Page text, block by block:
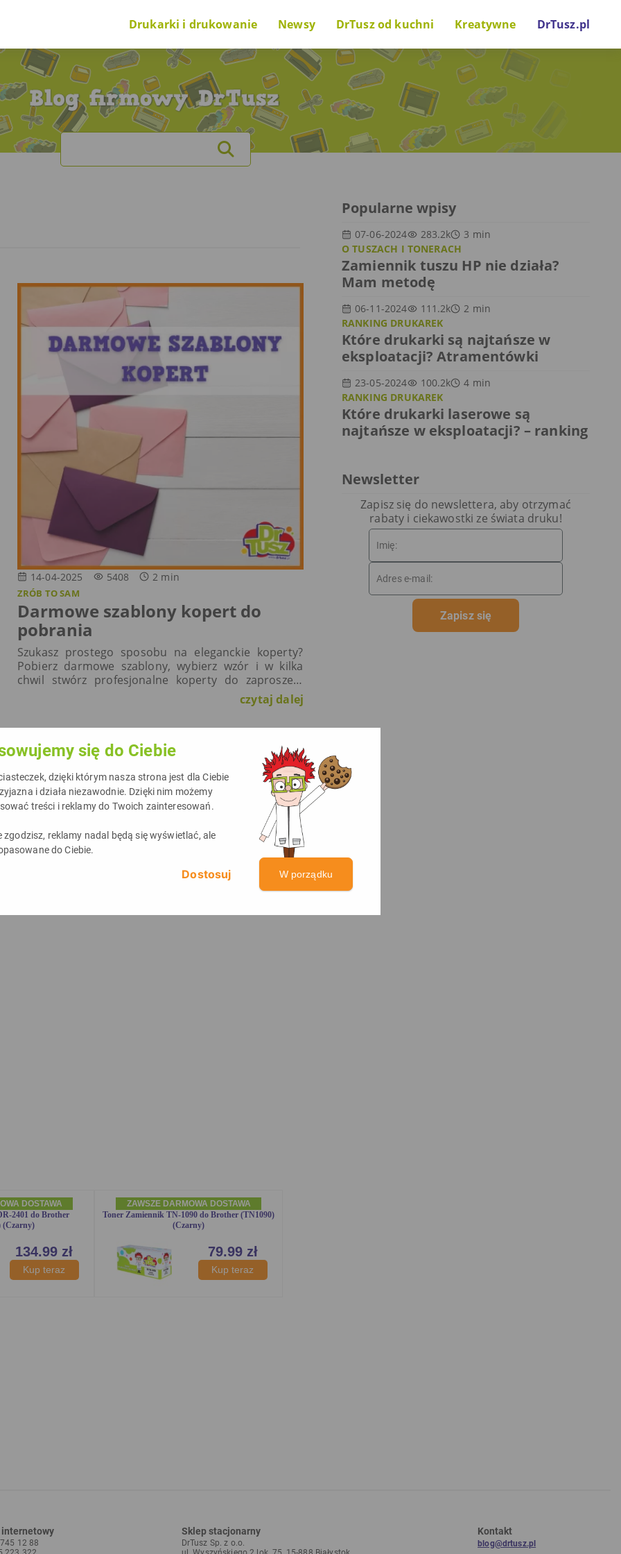
się do Ciebie
dzięki którym nasza strona jest dla Ciebie
i działa niezawodnie. Dzięki nim możemy
treści i reklamy do Twoich zainteresowań.
zgodzisz, reklamy nadal będą się wyświetlać, ale
do Ciebie.
W porządku
Drukarki i drukowanie
Poradnik na start
O drukarkach i drukowaniu
O tuszach i tonerach
Newsy
Nowinki drukarkowe
Ciekawostki technologiczne
DrTusz od kuchni
Za kulisami
Projekty i inicjatywy
Głos naszych gości
Kreatywne
Zrób to sam
Gry i zabawy
DrTusz.pl
Search
for:
14-04-2025 5408 2 min
ZRÓB TO SAM
Darmowe szablony kopert do
pobrania
Szukasz prostego sposobu na eleganckie koperty?
Pobierz darmowe szablony, wybierz wzór i w kilka
chwil stwórz profesjonalne koperty do zaproszeń,
listów czy kart okolicznościowych. Wydrukuj je
czytaj dalej
Popularne wpisy
07-06-2024 283.2k 3 min
O TUSZACH I TONERACH
Zamiennik tuszu HP nie działa?
Mam metodę
06-11-2024 111.2k 2 min
RANKING DRUKAREK
Które drukarki są najtańsze w
eksploatacji? Atramentówki
23-05-2024 100.2k 4 min
RANKING DRUKAREK
Które drukarki laserowe są
najtańsze w eksploatacji? – ranking
Newsletter
Zapisz się do newslettera, aby otrzymać
rabaty i ciekawostki ze świata druku!
Zapisz się
internetowy
12 88
Sklep stacjonarny
DrTusz Sp. z o.o.
Kontakt
blog@drtusz.pl